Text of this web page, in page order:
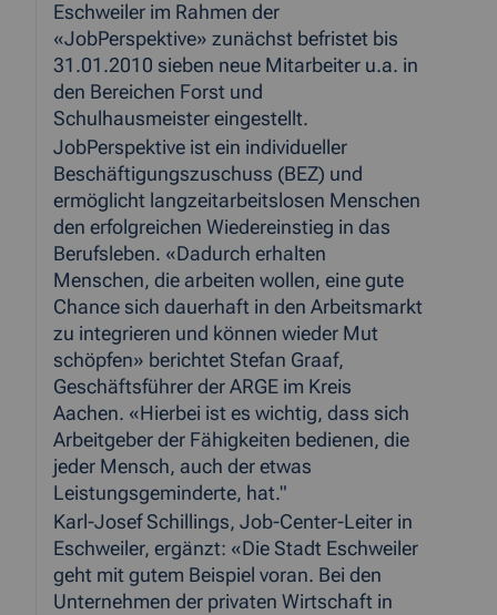
Eschweiler im Rahmen der
«JobPerspektive» zunächst befristet bis
31.01.2010 sieben neue Mitarbeiter u.a. in
den Bereichen Forst und
Schulhausmeister eingestellt.
JobPerspektive ist ein individueller
Beschäftigungszuschuss (BEZ) und
ermöglicht langzeitarbeitslosen Menschen
den erfolgreichen Wiedereinstieg in das
Berufsleben. «Dadurch erhalten
Menschen, die arbeiten wollen, eine gute
Chance sich dauerhaft in den Arbeitsmarkt
zu integrieren und können wieder Mut
schöpfen» berichtet Stefan Graaf,
Geschäftsführer der ARGE im Kreis
Aachen. «Hierbei ist es wichtig, dass sich
Arbeitgeber der Fähigkeiten bedienen, die
jeder Mensch, auch der etwas
Leistungsgeminderte, hat."
Karl-Josef Schillings, Job-Center-Leiter in
Eschweiler, ergänzt: «Die Stadt Eschweiler
geht mit gutem Beispiel voran. Bei den
Unternehmen der privaten Wirtschaft in